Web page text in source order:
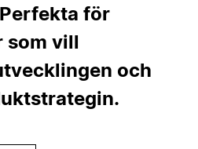
för
som vill
och